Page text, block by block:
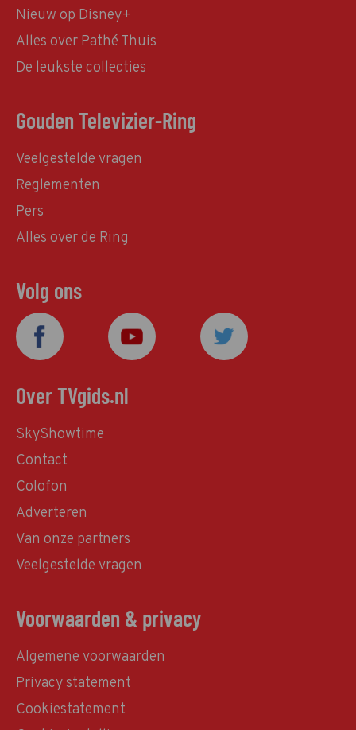
Nieuw op Disney+
Alles over Pathé Thuis
De leukste collecties
Gouden Televizier-Ring
Veelgestelde vragen
Reglementen
Pers
Alles over de Ring
Volg ons
Over TVgids.nl
SkyShowtime
Contact
Colofon
Adverteren
Van onze partners
Veelgestelde vragen
Voorwaarden & privacy
Algemene voorwaarden
Privacy statement
Cookiestatement